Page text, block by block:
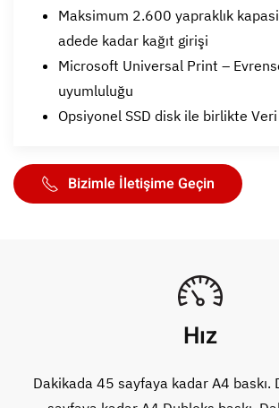
Maksimum 2.600 yapraklık
adede kadar kağıt girişi
Microsoft Universal Print –
uyumluluğu
Opsiyonel SSD disk ile birlikte
Bizimle İletişime Geçin
Hız
Dakikada 45 sayfaya kadar A4 baskı.